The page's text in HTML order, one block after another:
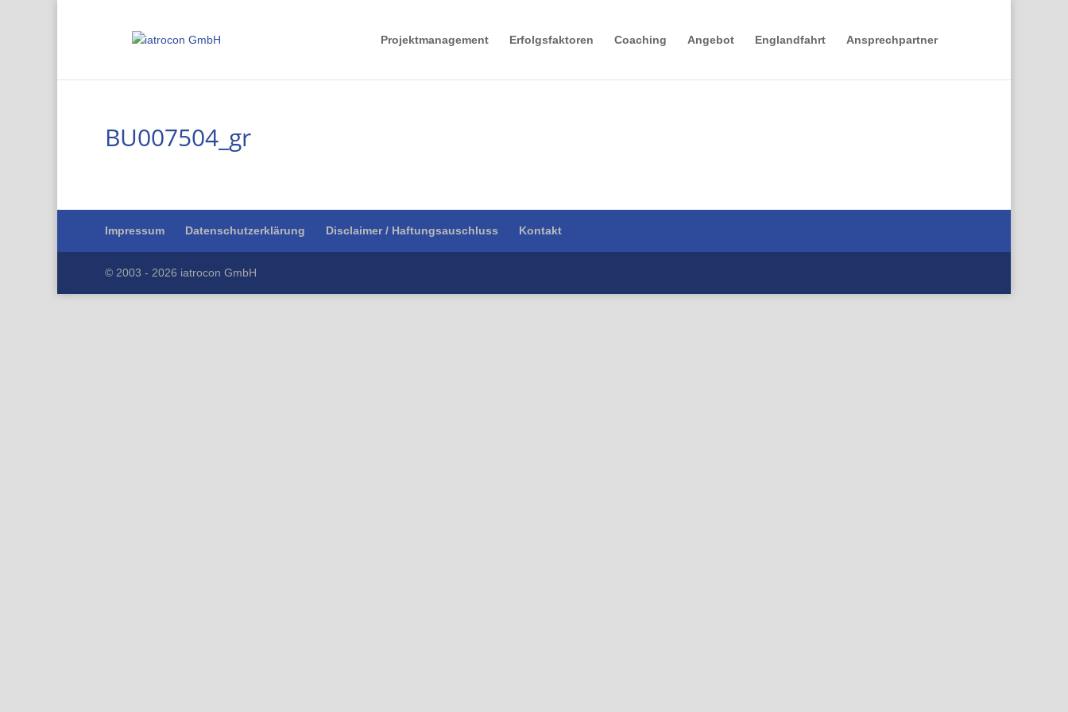
Projektmanagement Erfolgsfaktoren Coaching Angebot Englandfahrt Ansprechpartner
BU007504_gr
Impressum Datenschutzerklärung Disclaimer / Haftungsauschluss Kontakt
© 2003 - 2026 iatrocon GmbH